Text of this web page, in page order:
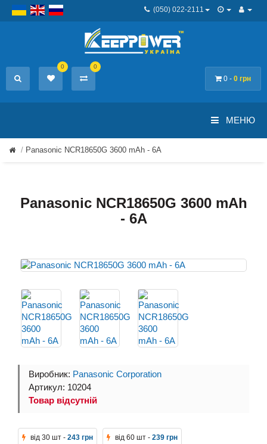
(050) 022-2111
0 - 0 грн
0 0
МЕНЮ
Panasonic NCR18650G 3600 mAh - 6А
Panasonic NCR18650G 3600 mAh
- 6А
Виробник: Panasonic Corporation
Артикул: 10204
Товар відсутній
від 30 шт - 243 грн від 60 шт - 239 грн